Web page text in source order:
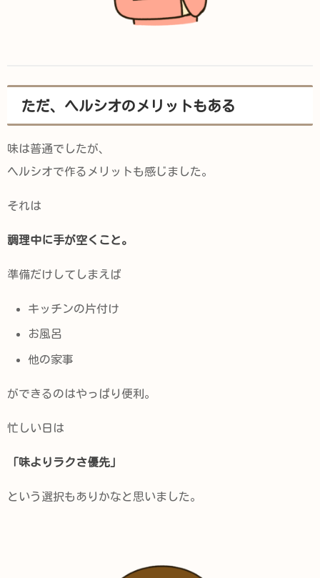
ただ、ヘルシオのメリットもある
味は普通でしたが、
ヘルシオで作るメリットも感じました。
それは
調理中に手が空くこと。
準備だけしてしまえば
キッチンの片付け
お風呂
他の家事
ができるのはやっぱり便利。
忙しい日は
「味よりラクさ優先」
という選択もありかなと思いました。